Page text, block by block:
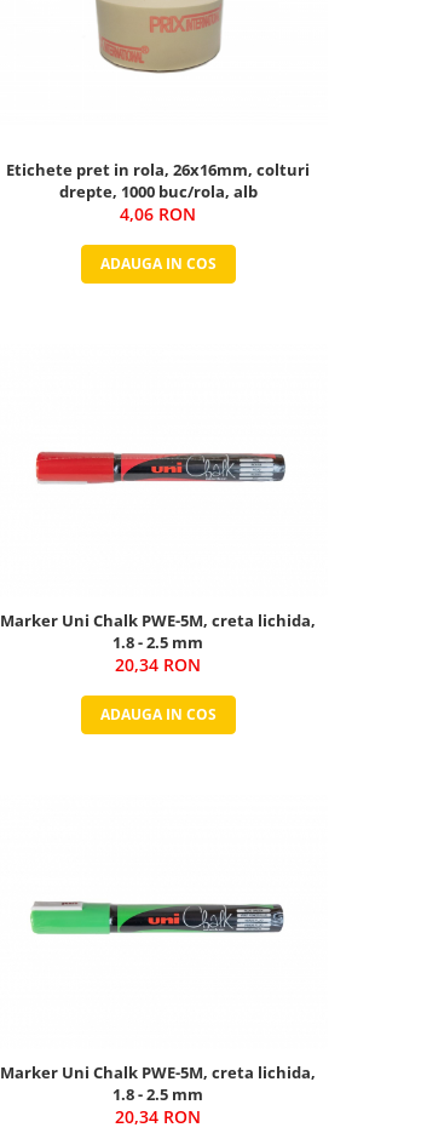
Etichete pret in rola, 26x16mm, colturi
drepte, 1000 buc/rola, alb
4,06 RON
ADAUGA IN COS
Marker Uni Chalk PWE-5M, creta lichida,
1.8 - 2.5 mm
20,34 RON
ADAUGA IN COS
Marker Uni Chalk PWE-5M, creta lichida,
1.8 - 2.5 mm
20,34 RON